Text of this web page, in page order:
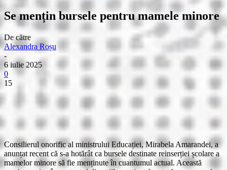
Se mențin bursele pentru mamele minore
De către
Alexandra Roșu
-
6 iulie 2025
0
15
Consilierul onorific al ministrului Educației, Mirabela Amarandei, a
anunțat recent că s-a hotărât ca bursele destinate reinserției școlare a
mamelor minore să fie menținute în cuantumul actual. Această